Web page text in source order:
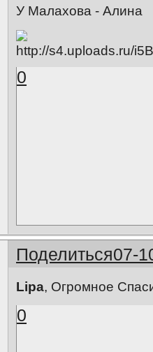
У Малахова - Алина
0
Поделиться07-
Lipa, Огромное
0